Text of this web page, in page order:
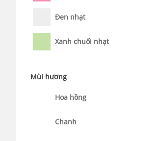
Đen nhạt
Xanh chuối nhạt
Mùi hương
Hoa hồng
Chanh